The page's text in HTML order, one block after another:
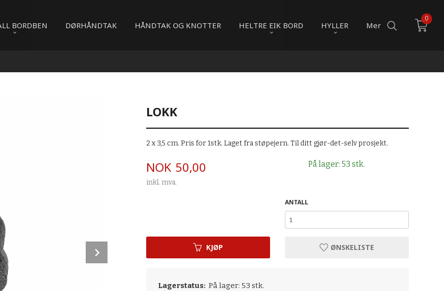
BORDBEN DØRHÅNDTAK HÅNDTAK OG KNOTTER HELTRE EIK BORD HYLLER Mer
0
LOKK
2 x 3,5 cm. Pris for 1stk. Laget fra støpejern. Til ditt gjør-det-selv prosjekt.
Pris
NOK 50,00
inkl. mva.
På lager: 53 stk.
ANTALL
KJØP ØNSKELISTE
Lagerstatus: På lager: 53 stk.